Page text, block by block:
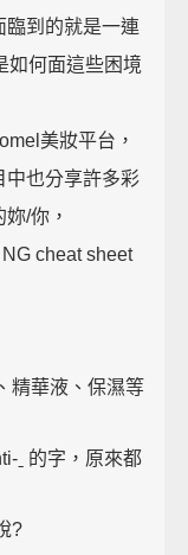
臨到的就是一連
如何面這些困境
美妝平台，
中也分享許多彩
/你，
cheat sheet
精華液、保濕等
ˍ 的字，原來都
?